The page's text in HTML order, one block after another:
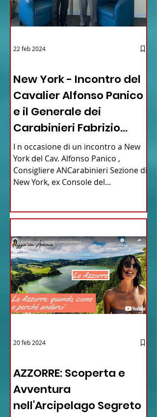
New York - Incontro del
Cavalier Alfonso Panico
e il Generale dei
Carabinieri Fabrizio
Parrulli
I n occasione di un incontro a New
York del Cav. Alfonso Panico ,
Consigliere ANCarabinieri Sezione di
New York, ex Console del...
22 feb 2024
AZZORRE: Scoperta e
Avventura
nell'Arcipelago Segreto
20 feb 2024